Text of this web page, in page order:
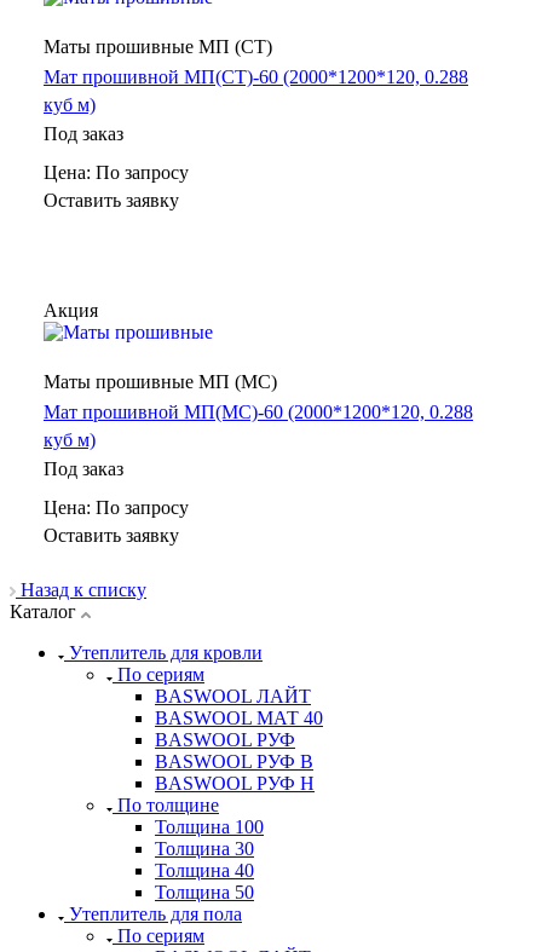
Маты прошивные МП (СТ)
Мат прошивной МП(СТ)-60 (2000*1200*120, 0.288
куб м)
Под заказ
Цена: По запросу
Оставить заявку
Акция
Маты прошивные МП (МС)
Мат прошивной МП(МС)-60 (2000*1200*120, 0.288
куб м)
Под заказ
Цена: По запросу
Оставить заявку
Назад к списку
Каталог
Утеплитель для кровли
По сериям
BASWOOL ЛАЙТ
BASWOOL МАТ 40
BASWOOL РУФ
BASWOOL РУФ В
BASWOOL РУФ Н
По толщине
Толщина 100
Толщина 30
Толщина 40
Толщина 50
Утеплитель для пола
По сериям